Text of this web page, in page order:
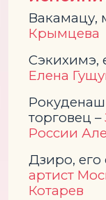
Вакамацу,
Крымцева
Сэкихимэ,
Елена
торговец –
России
Дзиро, его
артист
Котарев